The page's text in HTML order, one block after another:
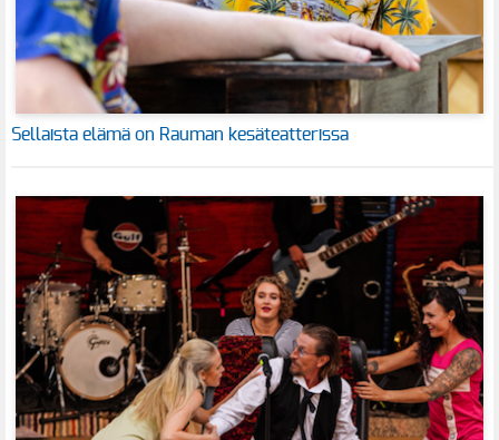
Sellaista elämä on Rauman kesäteatterissa